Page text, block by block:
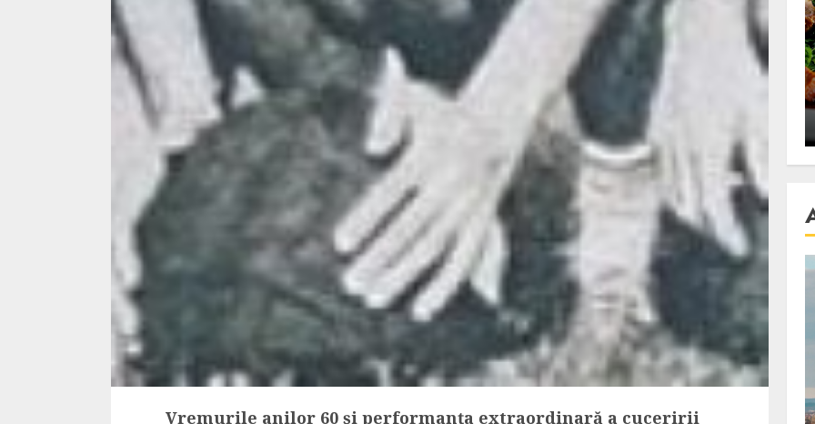
Vremurile anilor 60 și performanța extraordinară a cuceririi
Bucatar de ocazie
Cele mai delicioase retete
cu piept de curcan
ALEXANDRU S.
Bucatar de ocazie
3 retete delicioase in care
carnea de rata e vedeta
incontestabila
ALEXANDRU S. NOVEMBER 29, 2023